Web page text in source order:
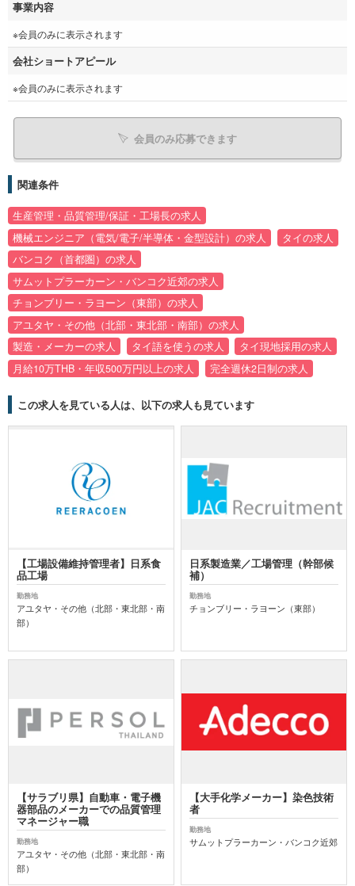
事業内容
※会員のみに表示されます
会社ショートアピール
※会員のみに表示されます
会員のみ応募できます
関連条件
生産管理・品質管理/保証・工場長の求人
機械エンジニア（電気/電子/半導体・金型設計）の求人
タイの求人
バンコク（首都圏）の求人
サムットプラーカーン・バンコク近郊の求人
チョンブリー・ラヨーン（東部）の求人
アユタヤ・その他（北部・東北部・南部）の求人
製造・メーカーの求人
タイ語を使うの求人
タイ現地採用の求人
月給10万THB・年収500万円以上の求人
完全週休2日制の求人
この求人を見ている人は、以下の求人も見ています
【工場設備維持管理者】日系食
品工場
勤務地
アユタヤ・その他（北部・東北部・南
部）
日系製造業／工場管理（幹部候
補）
勤務地
チョンブリー・ラヨーン（東部）
【サラブリ県】自動車・電子機
器部品のメーカーでの品質管理
マネージャー職
勤務地
アユタヤ・その他（北部・東北部・南
部）
【大手化学メーカー】染色技術
者
勤務地
サムットプラーカーン・バンコク近郊